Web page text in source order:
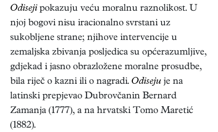
Odisejipokazuju veću moralnu raznolikost. U
njoj bogovi nisu iracionalno svrstani uz
sukobljene strane; njihove intervencije u
zemaljska zbivanja posljedica su općerazumljive,
gdjekad i jasno obrazložene moralne prosudbe,
bila riječ o kazni ili o nagradi. Odiseju je na
latinski prepjevao Dubrovčanin Bernard
Zamanja (1777), a na hrvatski Tomo Maretić
(1882).